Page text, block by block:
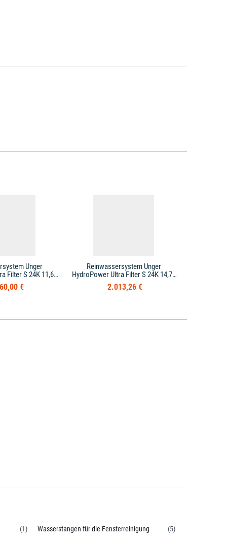
Unger
Filter S 24K 11,65
m
€
Reinwassersystem Unger
HydroPower Ultra Filter S 24K 14,70
m
2.013,26 €
(1) Wasserstangen für die Fensterreinigung (5)